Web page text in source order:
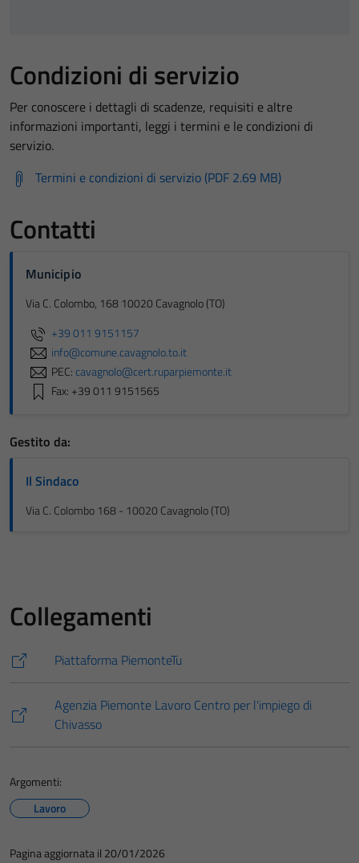
Condizioni di servizio
Per conoscere i dettagli di scadenze, requisiti e altre
informazioni importanti, leggi i termini e le condizioni di
servizio.
Termini e condizioni di servizio (PDF 2.69 MB)
Contatti
Municipio
Via C. Colombo, 168 10020 Cavagnolo (TO)
+39 011 9151157
info@comune.cavagnolo.to.it
PEC:cavagnolo@cert.ruparpiemonte.it
Fax: +39 011 9151565
Gestito da:
Il Sindaco
Via C. Colombo 168 - 10020 Cavagnolo (TO)
Collegamenti
Piattaforma PiemonteTu
Agenzia Piemonte Lavoro Centro per l'impiego di
Chivasso
Argomenti:
Lavoro
Pagina aggiornata il 20/01/2026